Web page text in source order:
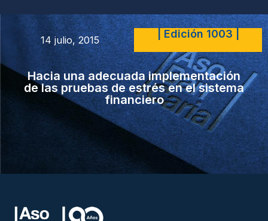
14 julio, 2015 | Edición 1003 |
Hacia una adecuada implementación
de las pruebas de estrés en el sistema
financiero